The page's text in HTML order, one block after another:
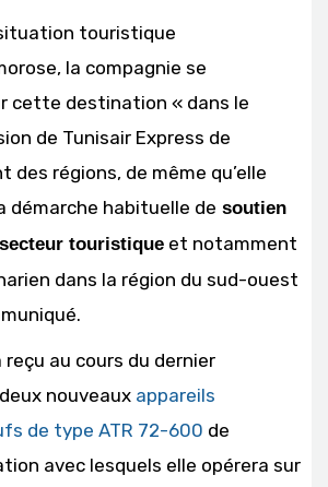
touristique
la compagnie se
cette destination « dans le
de Tunisair Express de
des régions, de même qu’elle
démarche habituelle de soutien
touristique et notamment
dans la région du sud-ouest
reçu au cours du dernier
nouveaux appareils
de type ATR 72-600 de
avec lesquels elle opérera sur